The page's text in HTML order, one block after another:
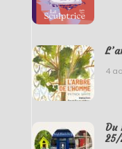
4
Du